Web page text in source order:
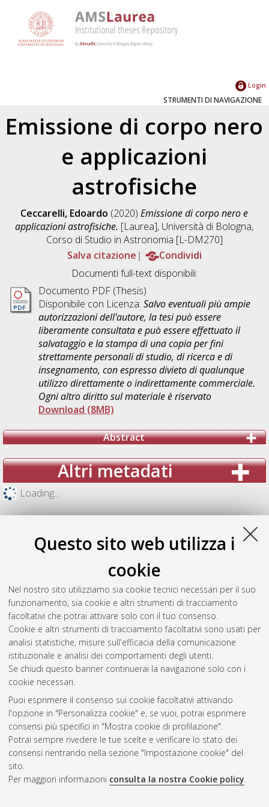
Questo sito web utilizza i
cookie
Nel nostro sito utilizziamo sia cookie tecnici necessari per il suo
funzionamento, sia cookie e altri strumenti di tracciamento
facoltativi che potrai attivare solo con il tuo consenso.
Cookie e altri strumenti di tracciamento facoltativi sono usati per
analisi statistiche, misure sull'efficacia della comunicazione
istituzionale e analisi dei comportamenti degli utenti.
Se chiudi questo banner continuerai la navigazione solo con i
cookie necessari.
Puoi esprimere il consenso sui cookie facoltativi attivando
l'opzione in "Personalizza cookie" e, se vuoi, potrai esprimere
consensi più specifici in "Mostra cookie di profilazione".
Potrai sempre rivedere le tue scelte e verificare lo stato dei
consensi rientrando nella sezione "Impostazione cookie" del
sito.
Per maggiori informazioni consulta la nostra Cookie policy.
Login
STRUMENTI DI NAVIGAZIONE
Emissione di corpo nero
e applicazioni
astrofisiche
Ceccarelli, Edoardo (2020)Emissione di corpo nero e
applicazioni astrofisiche. [Laurea], Università di Bologna,
Corso di Studio in Astronomia [L-DM270]
Salva citazione
Condividi
Documenti full-text disponibili:
Documento PDF (Thesis)
Disponibile con Licenza: Salvo eventuali più ampie
autorizzazioni dell'autore, la tesi può essere
liberamente consultata e può essere effettuato il
salvataggio e la stampa di una copia per fini
strettamente personali di studio, di ricerca e di
insegnamento, con espresso divieto di qualunque
utilizzo direttamente o indirettamente commerciale.
Ogni altro diritto sul materiale è riservato
Download (8MB)
Abstract
Altri metadati
Loading...
Gestione del documento:
Atom
Rss 1.0
Rss 2.0
AMS Laurea